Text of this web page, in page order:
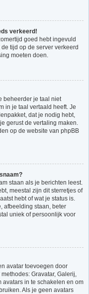
verkeerd!
goed hebt ingevuld
tijd op de server verkeerd
moeten doen.
beheerder je taal niet
in je taal vertaald heeft. Je
dat je nodig hebt,
gerust de vertaling maken.
op de website van phpBB
staan als je berichten leest.
meestal zijn dit sterretjes of
hebt of wat je status is.
afbeelding staan, beter
uniek of persoonlijk voor
avatar toevoegen door
Gravatar, Galerij,
avatars in te schakelen en om
Als je geen avatars